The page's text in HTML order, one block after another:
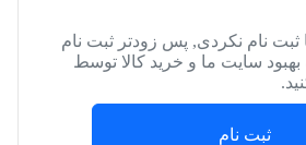
نام نکردی, پس زودتر ثبت نام
بهبود سایت ما و خرید کالا توسط
ثبت نام